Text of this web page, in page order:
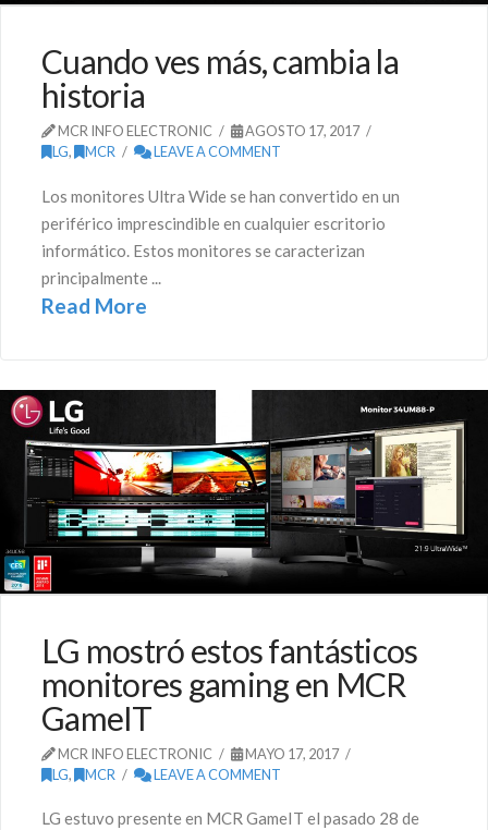
Cuando ves más, cambia la
historia
MCR INFO ELECTRONIC
AGOSTO 17, 2017
LG, MCR LEAVE A COMMENT
Los monitores Ultra Wide se han convertido en un
periférico imprescindible en cualquier escritorio
informático. Estos monitores se caracterizan
principalmente ...
Read More
LG mostró estos fantásticos
monitores gaming en MCR
GameIT
MCR INFO ELECTRONIC
MAYO 17, 2017
LG, MCR LEAVE A COMMENT
LG estuvo presente en MCR GameIT el pasado 28 de